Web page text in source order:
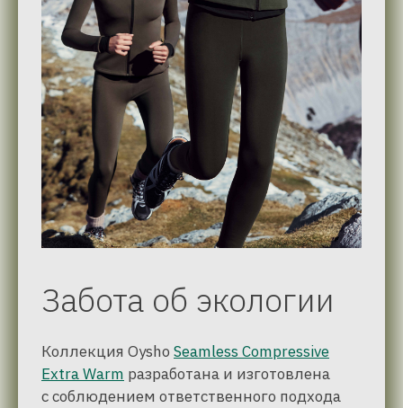
Забота об экологии
Коллекция Oysho Seamless Compressive
Extra Warm разработана и изготовлена
с соблюдением ответственного подхода